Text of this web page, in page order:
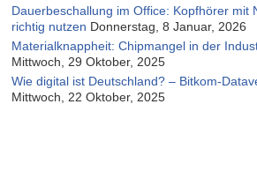
Dauerbeschallung im Office: Kopfhörer mit
richtig nutzen Donnerstag, 8 Januar, 2026
Materialknappheit: Chipmangel in der
Mittwoch, 29 Oktober, 2025
Wie digital ist Deutschland? – Bitkom-
Mittwoch, 22 Oktober, 2025